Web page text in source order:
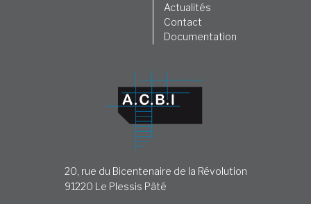
Actualités
Contact
Documentation
20, rue du Bicentenaire de la Révolution
91220 Le Plessis Pâté